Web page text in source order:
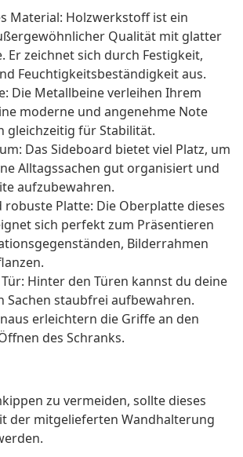
Material: Holzwerkstoff ist ein
Qualität mit glatter
Er zeichnet sich durch Festigkeit,
Feuchtigkeitsbeständigkeit aus.
Die Metallbeine verleihen Ihrem
moderne und angenehme Note
gleichzeitig für Stabilität.
Das Sideboard bietet viel Platz, um
Alltagssachen gut organisiert und
aufzubewahren.
robuste Platte: Die Oberplatte dieses
sich perfekt zum Präsentieren
Bilderrahmen
Hinter den Türen kannst du deine
Sachen staubfrei aufbewahren.
erleichtern die Griffe an den
des Schranks.
zu vermeiden, sollte dieses
der mitgelieferten Wandhalterung